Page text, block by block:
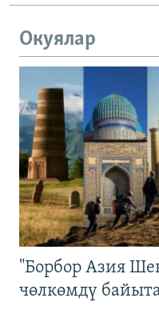
Окуялар
"Борбор Азия
чөлкөмдү